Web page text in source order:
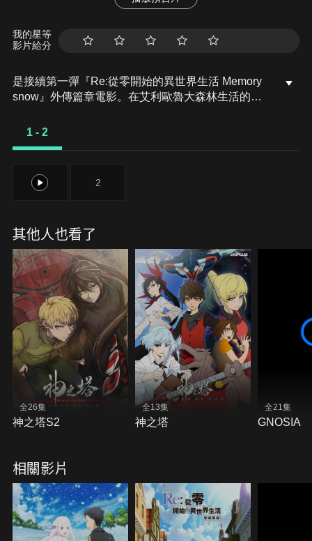
我的星等
影片給分
是接續第一彈『Re:從零開始的異世界生活 Memory
snow』外傳篇章電影。在艾利歐魯大森林生活的女
爾宅邸與格尼卡的王選來臨之前的動畫前傳故事。
1 - 2
1 2
其他人也看了
全26集
神之塔S2
全13集
神之塔
全21集
GNOSIA
相關影片